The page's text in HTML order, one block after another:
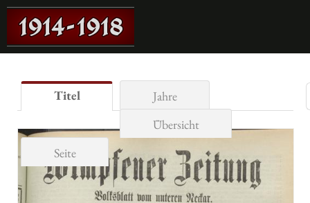
Titel
Jahre
Übersicht
Seite